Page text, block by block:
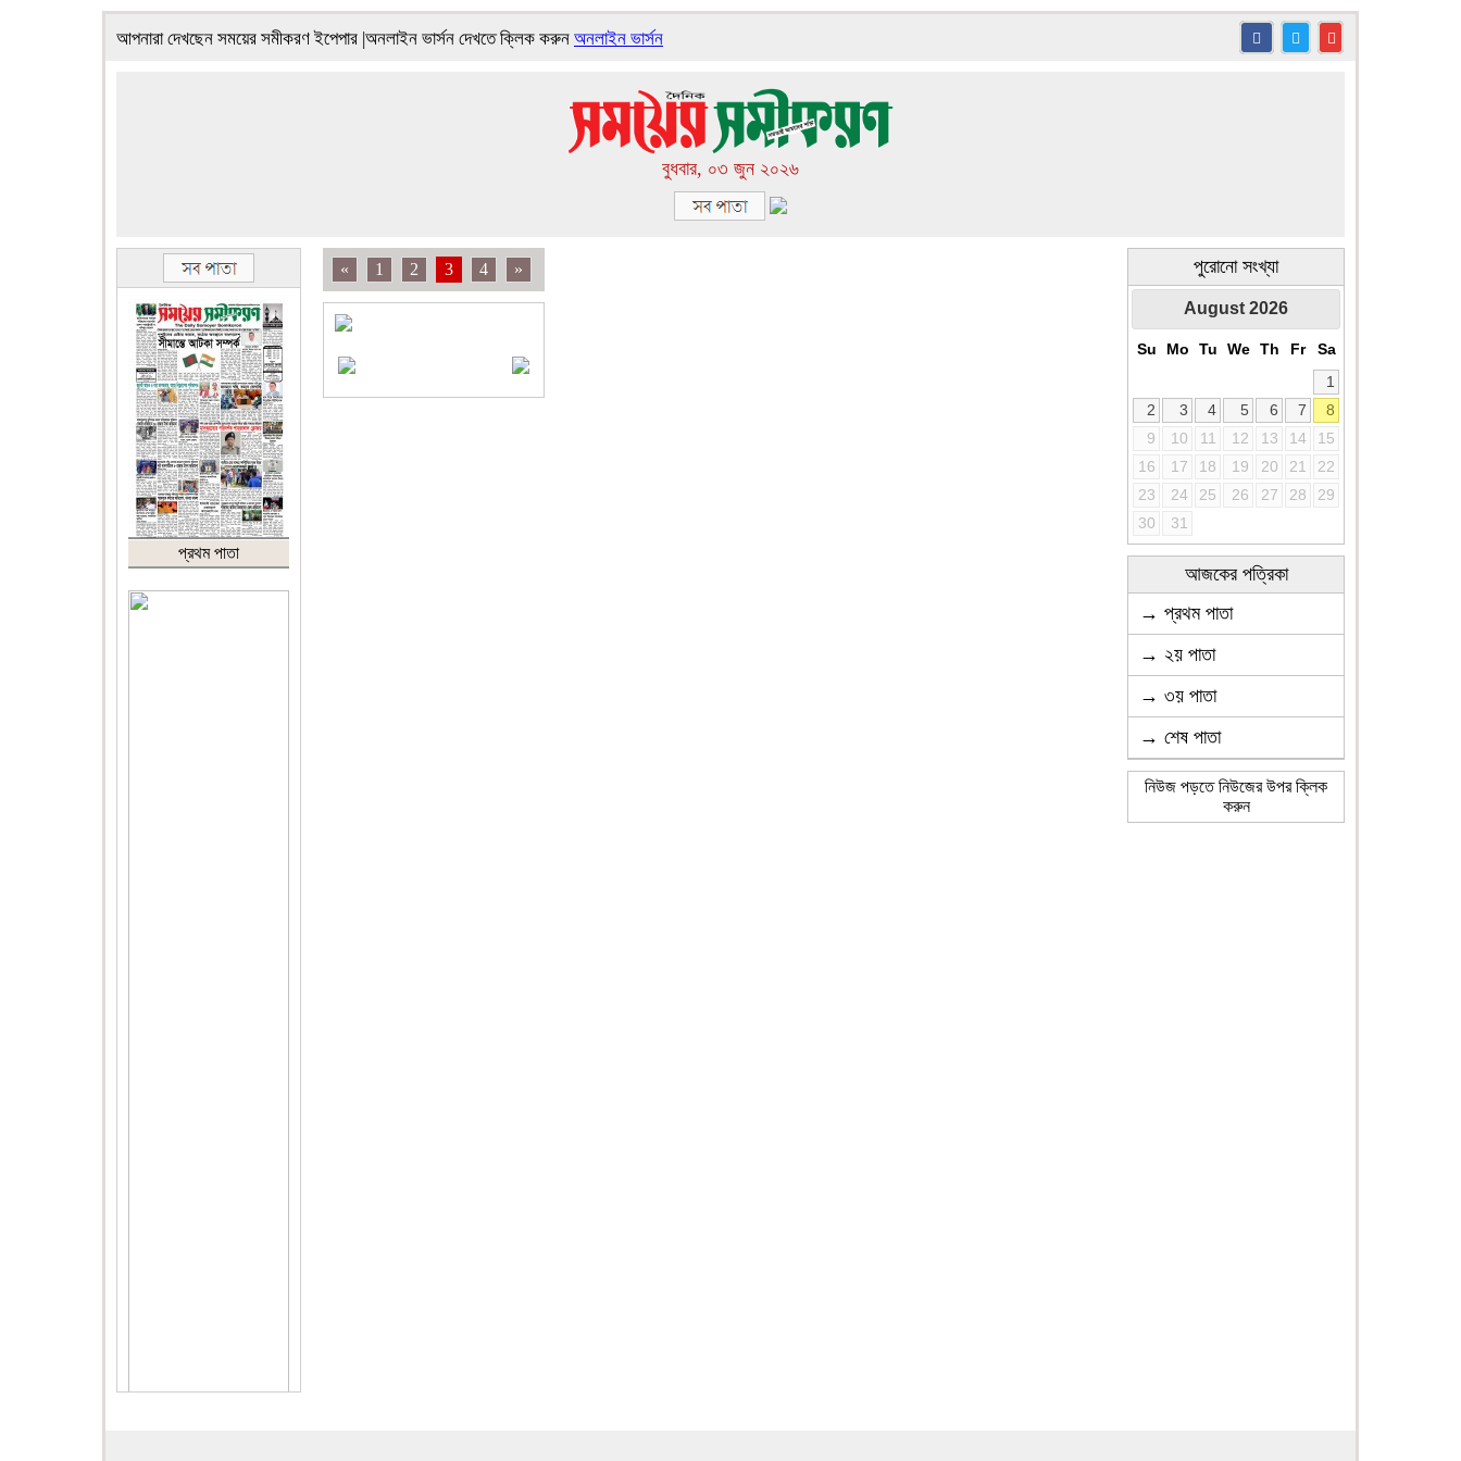
আপনারা দেখছেন সময়ের সমীকরণ ইপেপার |অনলাইন ভার্সন দেখতে ক্লিক করুন অনলাইন ভার্সন
বুধবার, ০৩ জুন ২০২৬
প্রথম পাতা
« 1 2 3 4 » পুরোনো সংখ্যা
August 2026
Su Mo Tu We Th Fr
Sa
1
2
3 4 5 6 7
8
9
10 11 12 13 14
15
16
17 18 19 20 21
22
23
24 25 26 27 28
29
30
31
আজকের পত্রিকা
→ প্রথম পাতা
→ ২য় পাতা
→ ৩য় পাতা
→ শেষ পাতা
নিউজ পড়তে নিউজের উপর ক্লিক
করুন